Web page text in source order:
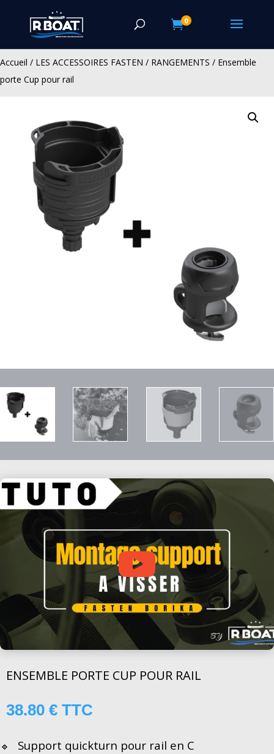
0
Accueil / LES ACCESSOIRES FASTEN / RANGEMENTS / Ensemble
porte Cup pour rail
ENSEMBLE PORTE CUP POUR RAIL
38.80 € TTC
🔹 Support quickturn pour rail en C